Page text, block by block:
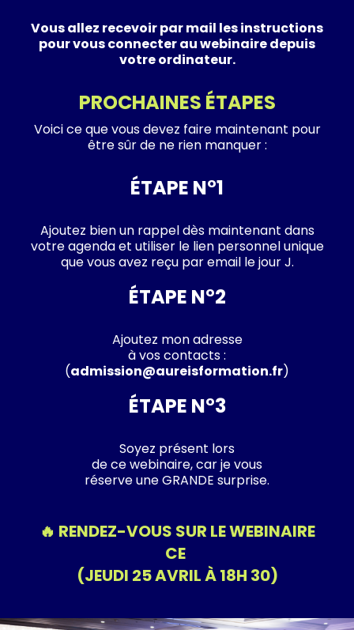
Vous allez recevoir par mail les instructions
pour vous connecter au webinaire depuis
votre ordinateur.
PROCHAINES ÉTAPES
Voici ce que vous devez faire maintenant pour
être sûr de ne rien manquer :
ÉTAPE N°1
Ajoutez bien un rappel dès maintenant dans
votre agenda et utiliser le lien personnel unique
que vous avez reçu par email le jour J.
ÉTAPE N°2
Ajoutez mon adresse
à vos contacts :
(admission@aureisformation.fr)
ÉTAPE N°3
Soyez présent lors
de ce webinaire, car je vous
réserve une GRANDE surprise.
🔥 RENDEZ-VOUS SUR LE WEBINAIRE
CE
(JEUDI 25 AVRIL À 18H 30)